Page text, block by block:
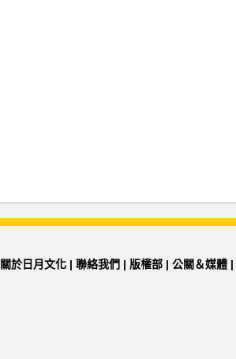
關於日月文化 | 聯絡我們 | 版權部 | 公關＆媒體 |